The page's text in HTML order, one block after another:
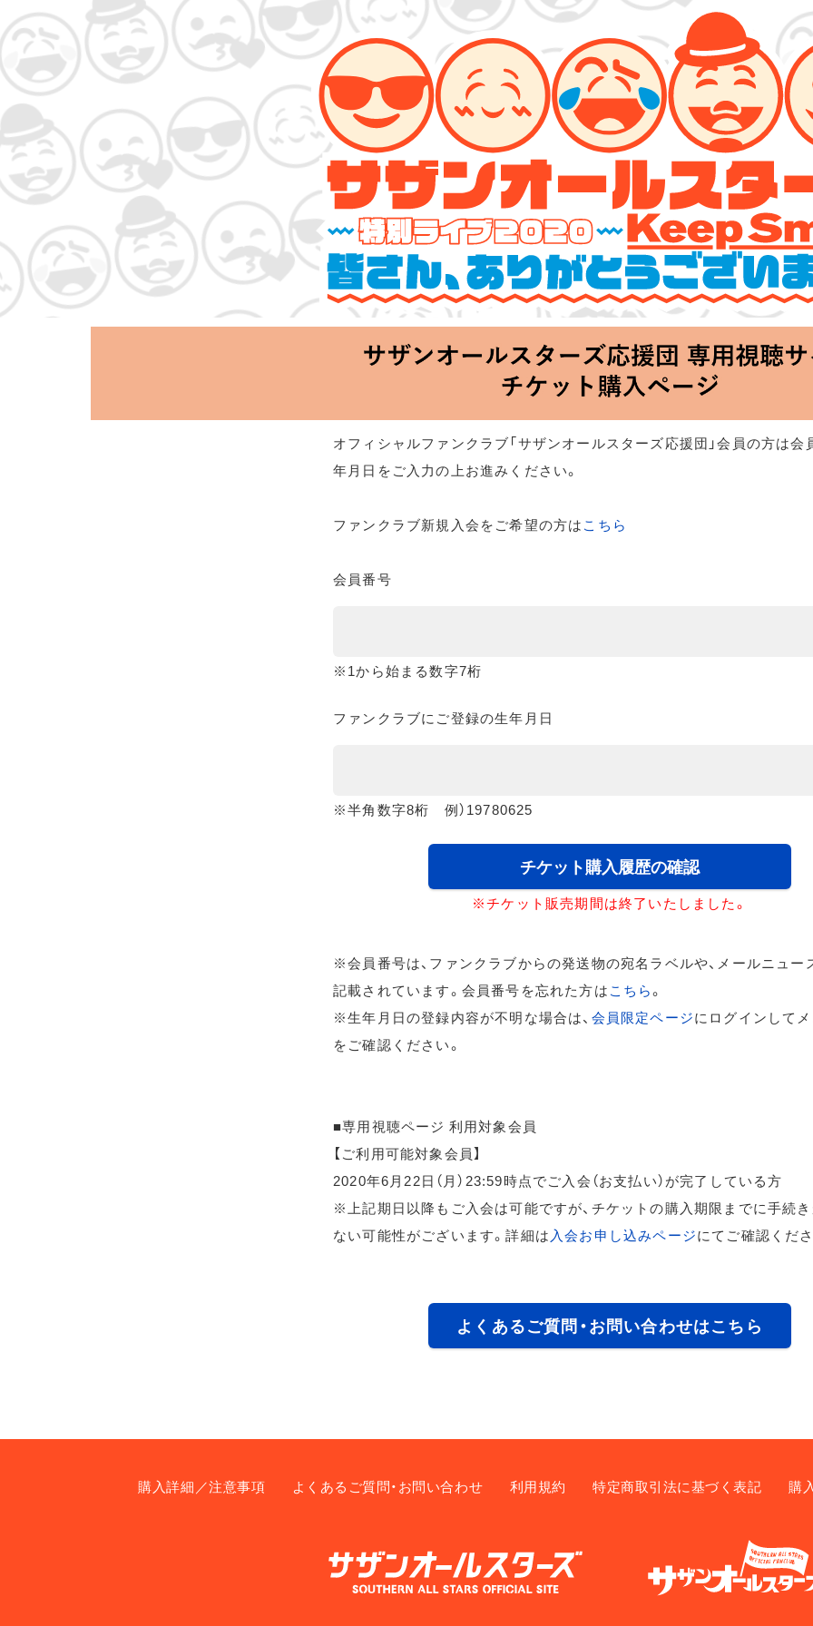
サザンオールスターズ 特別ライブ 2020
「Keep Smilin’～皆さん、ありがとうございます!!～」
2020.06.25 Thu 20:00 Start at 横浜アリーナ
オフィシャルファンクラブ「サザンオールスターズ応援団」会員の方は会
年月日をご入力の上お進みください。
ファンクラブ新規入会をご希望の方はこちら
会員番号
※1から始まる数字7桁
ファンクラブにご登録の生年月日
※半角数字8桁 例）19780625
チケット購入履歴の確認
※チケット販売期間は終了いたしました。
※会員番号は、ファンクラブからの発送物の宛名ラベルや、メールニュー
記載されています。会員番号を忘れた方はこちら。
※生年月日の登録内容が不明な場合は、 会員限定ページにログインして
をご確認ください。
■専用視聴ページ 利用対象会員
【ご利用可能対象会員】
2020年6月22日（月）23:59時点でご入会（お支払い）が完了している方
※上記期日以降もご入会は可能ですが、チケットの購入期限までに手続
ない可能性がございます。詳細は入会お申し込みページにてご確認くださ
よくあるご質問・お問い合わせはこちら
購入詳細／注意事項 よくあるご質問・お問い合わせ 利用規約 特定商取引法に基づく表記 購